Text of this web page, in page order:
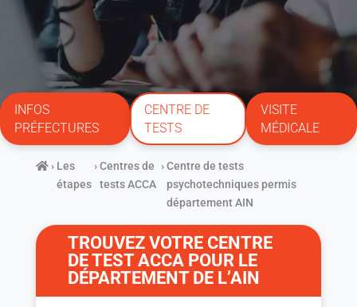
INFOS
PRÉFECTURES
CENTRE DE
TESTS
VISITE
MÉDICALE
› Les
étapes
›Centres de
tests ACCA
›Centre de tests
psychotechniques permis
département AIN
TROUVEZ VOTRE CENTRE
DE TEST ACCA POUR LE
DÉPARTEMENT DE L’AIN